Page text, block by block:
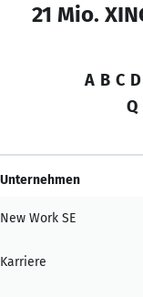
21 Mio.
A B C D
Q
Unternehmen
New Work SE
Karriere